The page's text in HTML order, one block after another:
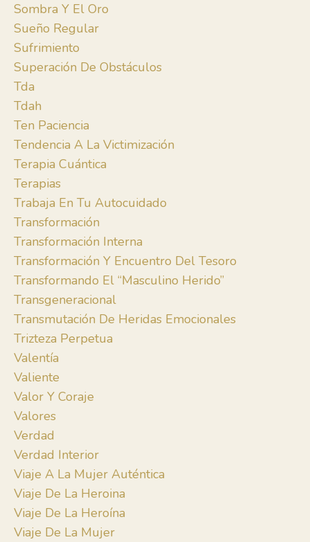
Sombra Y El Oro
Sueño Regular
Sufrimiento
Superación De Obstáculos
Tda
Tdah
Ten Paciencia
Tendencia A La Victimización
Terapia Cuántica
Terapias
Trabaja En Tu Autocuidado
Transformación
Transformación Interna
Transformación Y Encuentro Del Tesoro
Transformando El “masculino Herido”
Transgeneracional
Transmutación De Heridas Emocionales
Trizteza Perpetua
Valentía
Valiente
Valor Y Coraje
Valores
Verdad
Verdad Interior
Viaje A La Mujer Auténtica
Viaje De La Heroina
Viaje De La Heroína
Viaje De La Mujer